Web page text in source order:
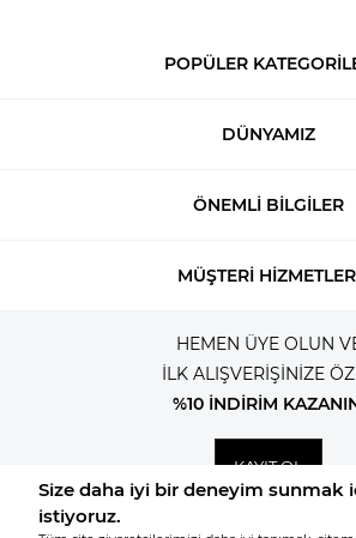
POPÜLER
DÜNYAMIZ
ÖNEMLİ BİLGİLER
MÜŞTERİ
HEMEN ÜYE OLUN
İLK ALIŞVERİŞİNİZE
%10 İNDİRİM
KAYIT OL